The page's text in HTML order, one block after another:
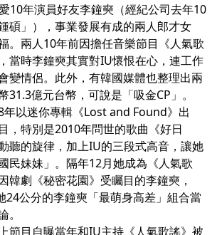
10年演員好友李鐘奭（經紀公司去年10
碩」），事業發展有成的兩人郎才女
。兩人10年前因擔任音樂節目《人氣歌
當時李鐘奭其實對IU懷恨在心，連工作
變情侶。此外，有韓國媒體也整理出兩
31.3億元台幣，可說是「吸金CP」。
以迷你專輯《Lost and Found》出
，特別是2010年問世的歌曲《好日
聽的旋律，加上IU的三段式高音，讓她
民妹妹」。隔年12月她成為《人氣歌
韓劇《秘密花園》受矚目的李鐘奭，
24公分的李鐘奭「最萌身高差」組合當